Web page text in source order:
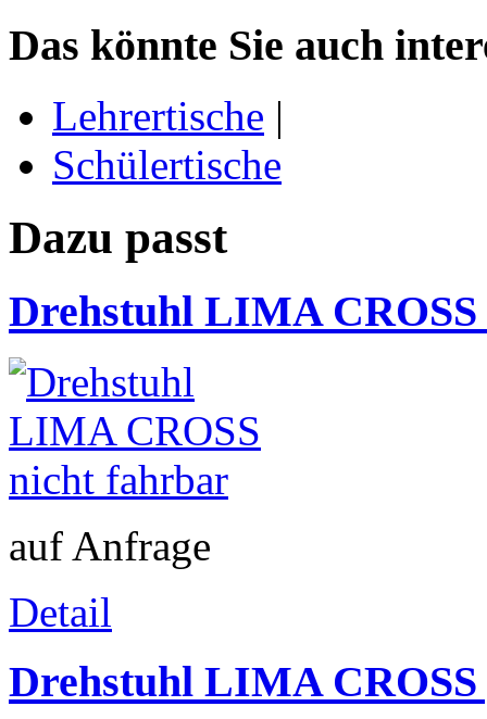
Das könnte Sie auch
Lehrertische |
Schülertische
Dazu passt
Drehstuhl LIMA
auf Anfrage
Detail
Drehstuhl LIMA CROSS